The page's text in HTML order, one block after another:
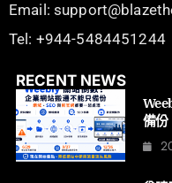
Email:
Tel: +944-5484451244
RECENT NEWS
備份